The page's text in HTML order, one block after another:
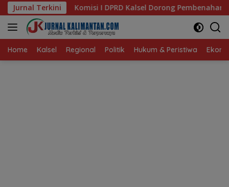
Langsung
ke
konten
Jurnal Terkini
I DPRD Kalsel Dorong Pembenahan AMKS Hasanuddin
Home Kalsel Regional Politik Hukum & Peristiwa